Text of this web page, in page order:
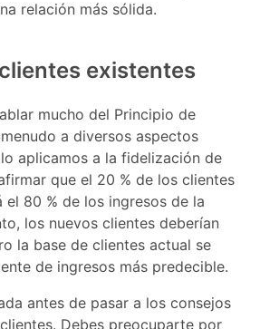
relación más sólida.
existentes
mucho del Principio de
a diversos aspectos
aplicamos a la fidelización de
que el 20 % de los clientes
el 80 % de los ingresos de la
los nuevos clientes deberían
la base de clientes actual se
de ingresos más predecible.
antes de pasar a los consejos
Debes preocuparte por